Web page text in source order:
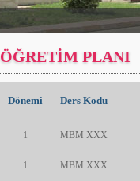
ÖĞRETİM PLANI
Dönemi Ders Kodu
1 MBM XXX
1 MBM XXX